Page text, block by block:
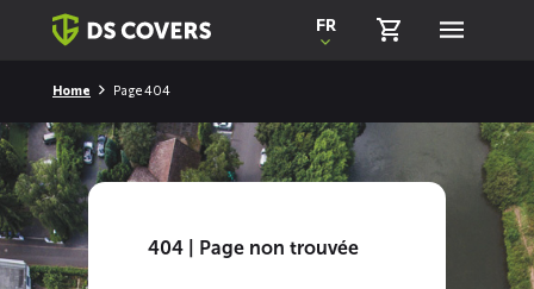
Skiplinks
FR
Home Page 404
404 | Page non trouvée